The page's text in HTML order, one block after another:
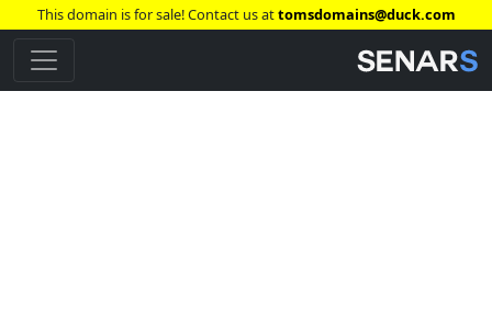
This domain is for sale! Contact us attomsdomains@duck.com